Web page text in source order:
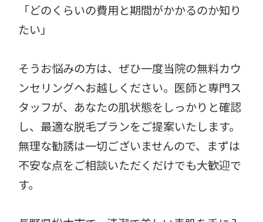
「どのくらいの費用と期間がかかるのか知り
たい」
そうお悩みの方は、ぜひ一度当院の無料カウ
ンセリングへお越しください。医師と専門ス
タッフが、あなたの肌状態をしっかりと確認
し、最適な脱毛プランをご提案いたします。
無理な勧誘は一切ございませんので、まずは
不安な点をご相談いただくだけでも大歓迎で
す。